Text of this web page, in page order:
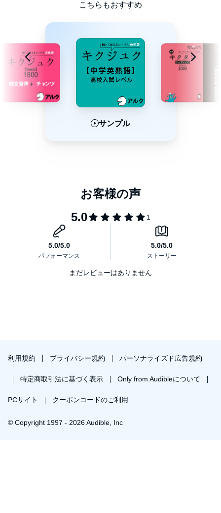
※対象レベル：英語入門～／中学～高校入試レベル
ALC PRESS INC.
こちらもおすすめ
サンプル
まだレビューはありません
利用規約 プライバシー規約 パーソナライズド広告規約
特定商取引法に基づく表示 Only from Audibleについて
PCサイト クーポンコードのご利用
© Copyright 1997 - 2026 Audible, Inc